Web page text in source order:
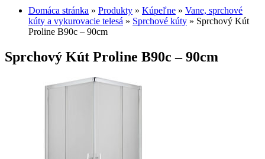
Domáca stránka » Produkty » Kúpeľne » Vane, sprchové
kúty a vykurovacie telesá » Sprchové kúty » Sprchový Kút
Proline B90c – 90cm
Sprchový Kút Proline B90c – 90cm